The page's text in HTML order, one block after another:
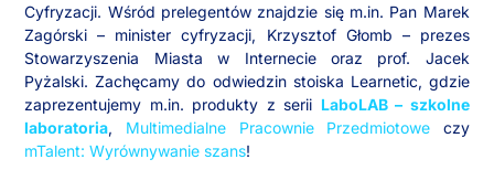
Cyfryzacji. Wśród prelegentów znajdzie się m.in. Pan Marek
Zagórski – minister cyfryzacji, Krzysztof Głomb – prezes
Stowarzyszenia Miasta w Internecie oraz prof. Jacek
Pyżalski. Zachęcamy do odwiedzin stoiska Learnetic, gdzie
zaprezentujemy m.in. produkty z serii LaboLAB – szkolne
laboratoria, Multimedialne Pracownie Przedmiotowe czy
mTalent: Wyrównywanie szans!